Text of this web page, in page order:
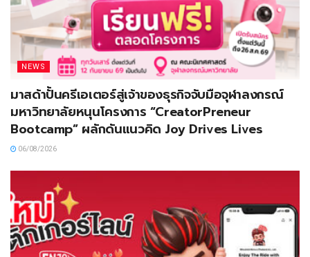
NEWS
มาสด้าปั้นครีเอเตอร์สู่เจ้าของธุรกิจจับมือจุฬาลงกรณ์
มหาวิทยาลัยหนุนโครงการ “CreatorPreneur
Bootcamp” ผลักดันแนวคิด Joy Drives Lives
06/08/2026